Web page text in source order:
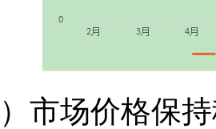
）市场价格保